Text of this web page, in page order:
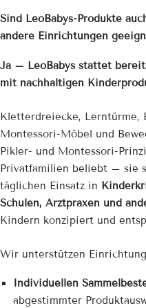
Sind LeoBabys-Produkte
andere Einrichtungen
Ja – LeoBabys stattet
mit nachhaltigen
Kletterdreiecke, Lerntürme,
Montessori-Möbel und
Pikler- und Montessori-
Privatfamilien beliebt – sie
täglichen Einsatz in
Schulen, Arztpraxen und
Kindern konzipiert und
Wir unterstützen
Individuellen
abgestimmter